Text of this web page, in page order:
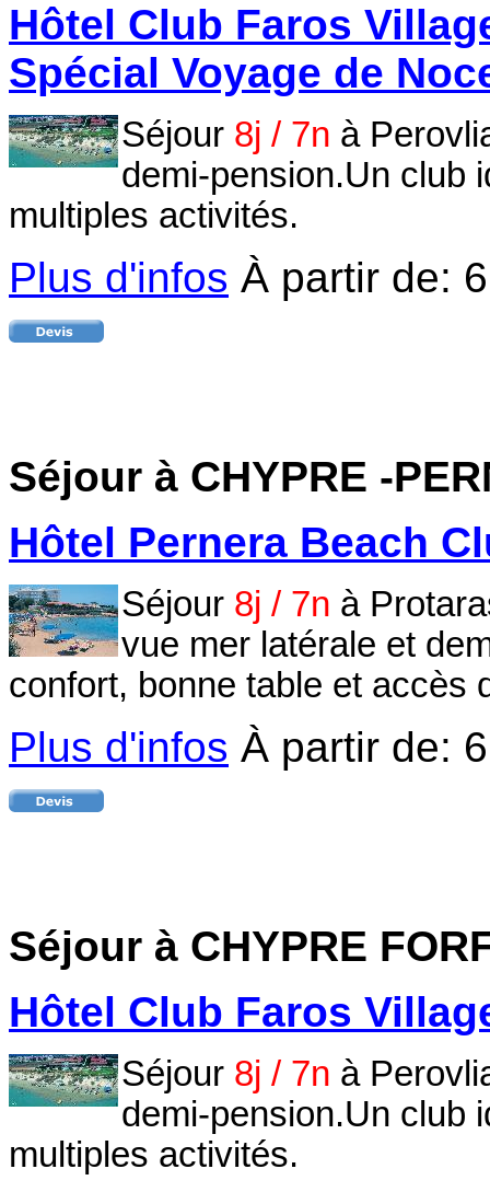
Hôtel Club Faros
Spécial Voyage de
Séjour 8j / 7n à
demi-pension.Un club
multiples activités.
Plus d'infos À partir de:
Séjour à CHYPRE -
Hôtel Pernera Beach
Séjour 8j / 7n à
vue mer latérale et
confort, bonne table et accès
Plus d'infos À partir de:
Séjour à CHYPRE
Hôtel Club Faros
Séjour 8j / 7n à
demi-pension.Un club
multiples activités.